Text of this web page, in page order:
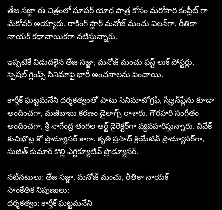
తేజ సజ్జా ఈ చిత్రంలో సూపర్ యోధ పాత్ర కోసం మరోసారి కంప్లీట్ గా
మేకోవర్ అయ్యారు. రాకింగ్ స్టార్ మనోజ్ మంచు విలన్‌గా, రీతికా
నాయక్ కథానాయికగా నటిస్తున్నారు.
ఇప్పటికే విడుదలైన తేజ సజ్జా, మనోజ్ మంచు ఫస్ట్ లుక్ పోస్టర్లు,
స్పెషల్ గ్లింప్స్ సినిమాపై భారీ అంచనాలను పెంచాయి.
కార్తీక్ ఘట్టమనేని దర్శకత్వంతో పాటు సినిమాటోగ్రఫీ, స్క్రీన్‌ప్లేను కూడా
అందించగా, మణిబాబు కరణం డైలాగ్స్ రాశారు. గౌరహరి సంగీతం
అందించగా, శ్రీ నాగేంద్ర తంగల ఆర్ట్ డైరెక్టర్‌గా వ్యవహరిస్తున్నారు. వివేక్
కుచిభొట్ల కో-ప్రొడ్యూసర్ కాగా, కృతి ప్రసాద్ క్రియేటివ్ ప్రొడ్యూసర్‌గా,
సుజిత్ కుమార్ కొల్లి ఎగ్జిక్యూటివ్ ప్రొడ్యూసర్‌.
నటీనటులు: తేజ సజ్జా, మనోజ్ మంచు, రీతికా నాయక్
సాంకేతిక నిపుణులు:
దర్శకత్వం: కార్తీక్ ఘట్టమనేని